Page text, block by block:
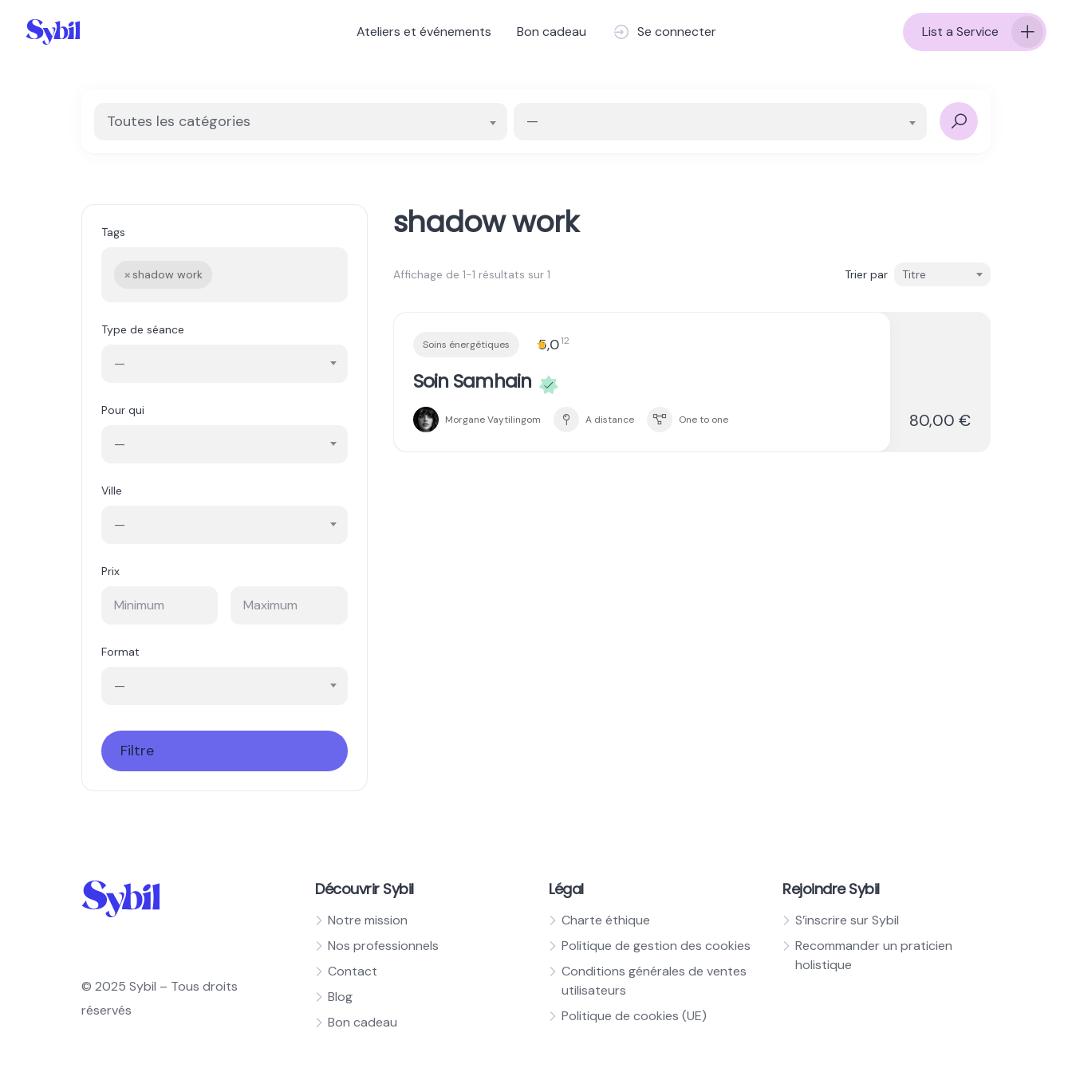
content
Ateliers et événements Bon cadeau Se connecter List a Service
Toutes les catégories —
Tags
×shadow work
Type de séance
—
Pour qui
—
Ville
—
Prix
Format
—
Filtre
shadow work
Affichage de 1-1 résultats sur 1 Trier par Titre
Soins énergétiques 5,0 12
Soin Samhain
Morgane Vaytilingom A distance One to one 80,00 €
© 2025 Sybil – Tous droits
réservés
Découvrir Sybil
Notre mission
Nos professionnels
Contact
Blog
Bon cadeau
Légal
Charte éthique
Politique de gestion des cookies
Conditions générales de ventes
utilisateurs
Politique de cookies (UE)
Rejoindre Sybil
S’inscrire sur Sybil
Recommander un praticien
holistique